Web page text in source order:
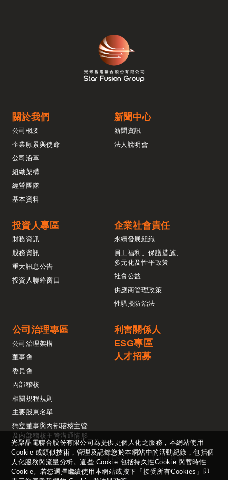
光聚晶電聯合股份有限公司為提供更個人化之服務，本網站使用
Cookie 或類似技術，管理及記錄您於本網站中的活動紀錄，包括個
人化服務與流量分析。這些 Cookie 包括持久性Cookie 與暫時性
Cookie。若您選擇繼續使用本網站或按下「接受所有Cookies」即
關於我們
公司概要
企業願景與使命
公司沿革
組織架構
經營團隊
基本資料
新聞中心
新聞資訊
法人說明會
投資人專區
財務資訊
股務資訊
重大訊息公告
投資人聯絡窗口
企業社會責任
永續發展組織
員工福利、保護措施、
多元化及性平政策
社會公益
供應商管理政策
性騷擾防治法
公司治理專區
公司治理架構
董事會
委員會
內部稽核
相關規程規則
主要股東名單
獨立董事與內部稽核主管
及內部稽核主管溝通情形
利害關係人
ESG專區
人才招募
Privacy Policy Terms of Use Legal Notice